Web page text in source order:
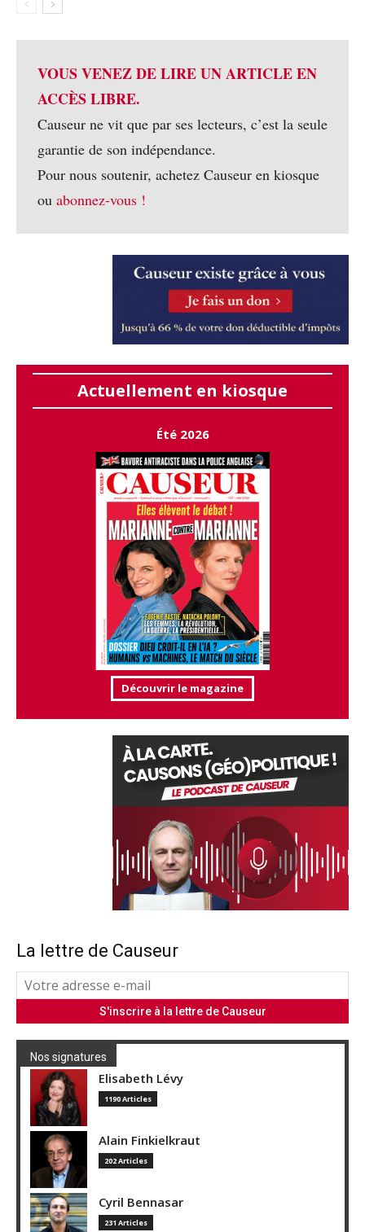
VOUS VENEZ DE LIRE UN ARTICLE EN
ACCÈS LIBRE.
Causeur ne vit que par ses lecteurs, c’est la seule
garantie de son indépendance.
Pour nous soutenir, achetez Causeur en kiosque
ou abonnez-vous !
Actuellement en kiosque
Été 2026
Découvrir le magazine
La lettre de Causeur
Nos signatures
Elisabeth Lévy
1190 Articles
Alain Finkielkraut
202 Articles
Cyril Bennasar
231 Articles